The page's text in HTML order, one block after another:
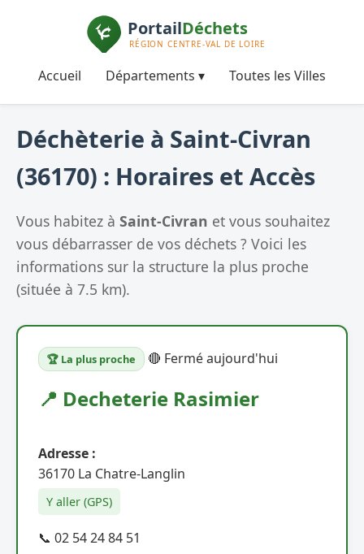
Accueil Départements ▾ Toutes les Villes
Déchèterie à Saint-Civran
(36170) : Horaires et Accès
Vous habitez à Saint-Civran et vous souhaitez
vous débarrasser de vos déchets ? Voici les
informations sur la structure la plus proche
(située à 7.5 km).
🏆 La plus proche 🔴 Fermé aujourd'hui
📍 Decheterie Rasimier
Adresse :
36170 La Chatre-Langlin
Y aller (GPS)
📞 02 54 24 84 51